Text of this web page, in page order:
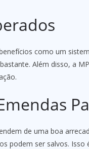
como um
Além disso, a
de uma boa
podem ser salvos.